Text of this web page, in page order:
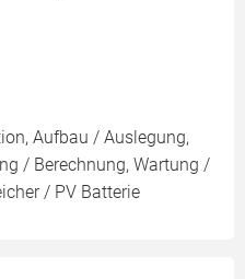
Aufbau / Auslegung,
/ Berechnung, Wartung /
/ PV Batterie